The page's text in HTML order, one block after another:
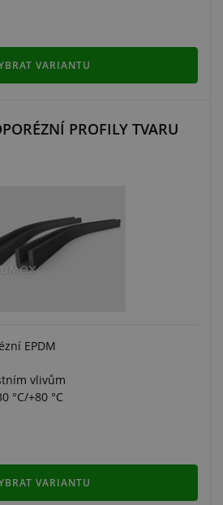
VARIANTU
PROFILY TVARU
EPDM
vlivům
°C/+80 °C
VARIANTU